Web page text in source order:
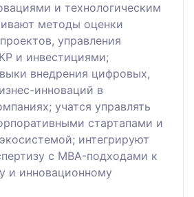
и технологическим
методы оценки
управления
и инвестициями;
внедрения цифровых,
инноваций в
учатся управлять
стартапами и
интегрируют
с MBA-подходами к
и инновационному